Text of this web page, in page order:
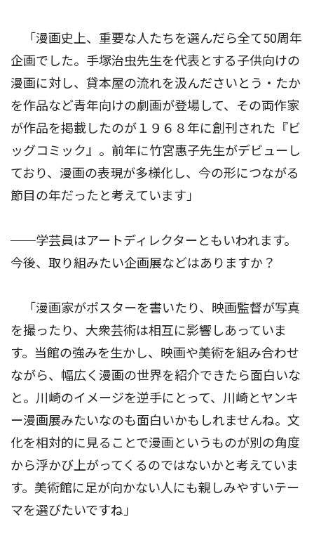
「漫画史上、重要な人たちを選んだら全て50周年
企画でした。手塚治虫先生を代表とする子供向けの
漫画に対し、貸本屋の流れを汲んださいとう・たか
を作品など青年向けの劇画が登場して、その両作家
が作品を掲載したのが１９６８年に創刊された『ビ
ッグコミック』。前年に竹宮惠子先生がデビューし
ており、漫画の表現が多様化し、今の形につながる
節目の年だったと考えています」
──学芸員はアートディレクターともいわれます。
今後、取り組みたい企画展などはありますか？
「漫画家がポスターを書いたり、映画監督が写真
を撮ったり、大衆芸術は相互に影響しあっていま
す。当館の強みを生かし、映画や美術を組み合わせ
ながら、幅広く漫画の世界を紹介できたら面白いな
と。川崎のイメージを逆手にとって、川崎とヤンキ
ー漫画展みたいなのも面白いかもしれませんね。文
化を相対的に見ることで漫画というものが別の角度
から浮かび上がってくるのではないかと考えていま
す。美術館に足が向かない人にも親しみやすいテー
マを選びたいですね」